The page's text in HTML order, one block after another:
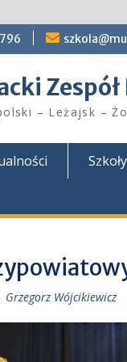
– Leżajsk –
Grzegorz Wójcikiewicz